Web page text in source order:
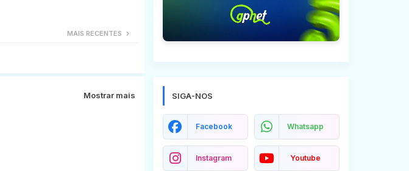
MAIS RECENTES
Mostrar mais SIGA-NOS
Facebook Whatsapp
Instagram Youtube